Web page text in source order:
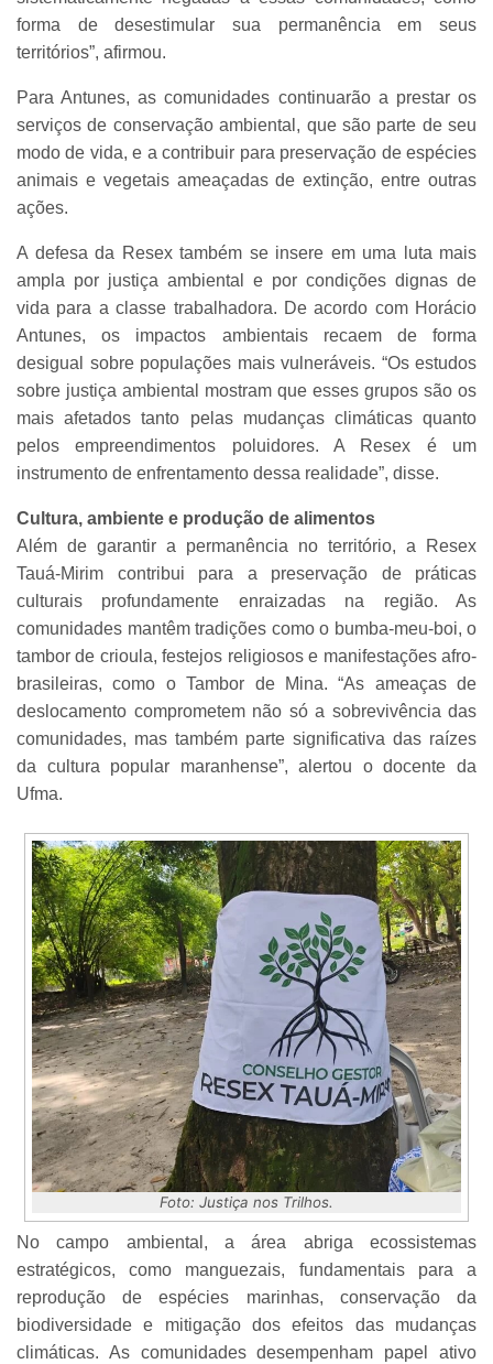
forma de desestimular sua permanência em seus
territórios”, afirmou.
Para Antunes, as comunidades continuarão a prestar os
serviços de conservação ambiental, que são parte de seu
modo de vida, e a contribuir para preservação de espécies
animais e vegetais ameaçadas de extinção, entre outras
ações.
A defesa da Resex também se insere em uma luta mais
ampla por justiça ambiental e por condições dignas de
vida para a classe trabalhadora. De acordo com Horácio
Antunes, os impactos ambientais recaem de forma
desigual sobre populações mais vulneráveis. “Os estudos
sobre justiça ambiental mostram que esses grupos são os
mais afetados tanto pelas mudanças climáticas quanto
pelos empreendimentos poluidores. A Resex é um
instrumento de enfrentamento dessa realidade”, disse.
Cultura, ambiente e produção de alimentos
Além de garantir a permanência no território, a Resex
Tauá-Mirim contribui para a preservação de práticas
culturais profundamente enraizadas na região. As
comunidades mantêm tradições como o bumba-meu-boi, o
tambor de crioula, festejos religiosos e manifestações afro-
brasileiras, como o Tambor de Mina. “As ameaças de
deslocamento comprometem não só a sobrevivência das
comunidades, mas também parte significativa das raízes
da cultura popular maranhense”, alertou o docente da
Ufma.
Foto: Justiça nos Trilhos.
No campo ambiental, a área abriga ecossistemas
estratégicos, como manguezais, fundamentais para a
reprodução de espécies marinhas, conservação da
biodiversidade e mitigação dos efeitos das mudanças
climáticas. As comunidades desempenham papel ativo